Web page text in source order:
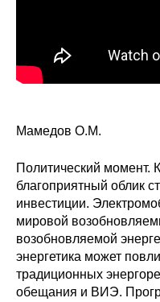
Мамедов О.М.
Политический момент.
благоприятный облик
инвестиции.
мировой
возобновляемой
энергетика может
традиционных
обещания и ВИЭ.